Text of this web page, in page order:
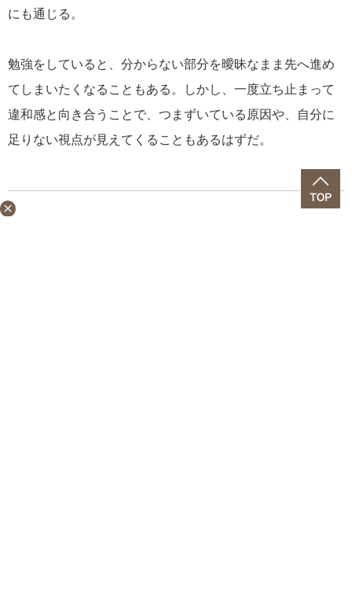
にも通じる。
勉強をしていると、分からない部分を曖昧なまま先へ進め
てしまいたくなることもある。しかし、一度立ち止まって
違和感と向き合うことで、つまずいている原因や、自分に
足りない視点が見えてくることもあるはずだ。
close